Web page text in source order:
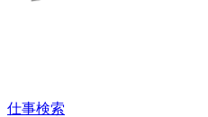
仕事検索